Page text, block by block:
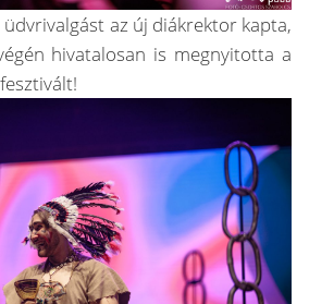
az új diákrektor kapta,
hivatalosan is megnyitotta a